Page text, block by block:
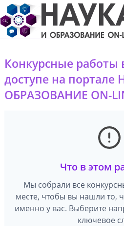
Перейти
к
содержимому
Конкурсные работы
доступе на портале
ОБРАЗОВАНИЕ ON-
Что в этом
Мы собрали все
месте, чтобы вы нашли то,
именно у вас. Выберите
ключевое